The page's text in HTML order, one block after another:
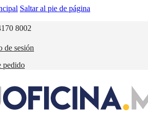
Saltar al pie de página
8002
de sesión
pedido